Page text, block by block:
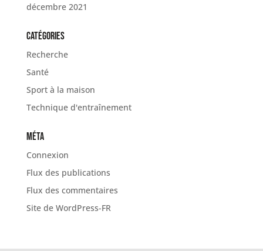
décembre 2021
Catégories
Recherche
Santé
Sport à la maison
Technique d'entraînement
Méta
Connexion
Flux des publications
Flux des commentaires
Site de WordPress-FR